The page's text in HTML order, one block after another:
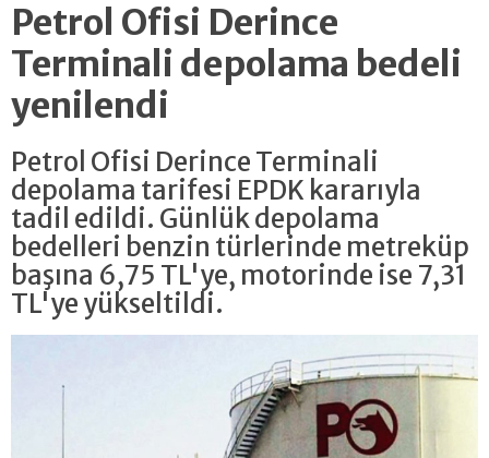
Petrol Ofisi Derince
Terminali depolama bedeli
yenilendi
Petrol Ofisi Derince Terminali
depolama tarifesi EPDK kararıyla
tadil edildi. Günlük depolama
bedelleri benzin türlerinde metreküp
başına 6,75 TL'ye, motorinde ise 7,31
TL'ye yükseltildi.